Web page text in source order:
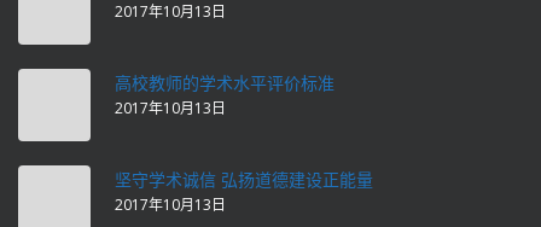
2017年10月13日
高校教师的学术水平评价标准
2017年10月13日
坚守学术诚信 弘扬道德建设正能量
2017年10月13日